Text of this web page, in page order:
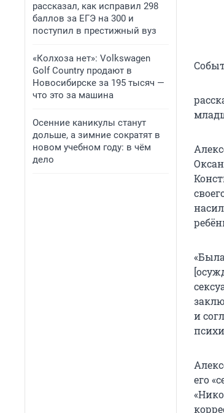
рассказал, как исправил 298
баллов за ЕГЭ на 300 и
поступил в престижный вуз
«Колхоза нет»: Volkswagen
Golf Сountry продают в
Новосибирске за 195 тысяч —
что это за машина
Осенние каникулы станут
дольше, а зимние сократят в
новом учебном году: в чём
дело
и
его